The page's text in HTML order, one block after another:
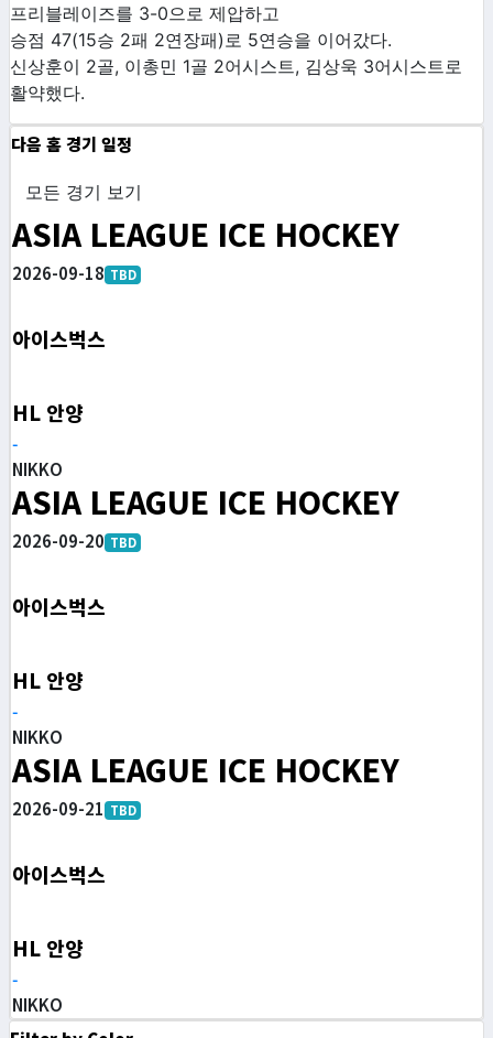
프리블레이즈를 3-0으로 제압하고
승점 47(15승 2패 2연장패)로 5연승을 이어갔다.
신상훈이 2골, 이총민 1골 2어시스트, 김상욱 3어시스트로
활약했다.
다음 홈 경기 일정
모든 경기 보기
ASIA LEAGUE ICE HOCKEY
2026-09-18 TBD
아이스벅스
HL 안양
-
NIKKO
ASIA LEAGUE ICE HOCKEY
2026-09-20 TBD
아이스벅스
HL 안양
-
NIKKO
ASIA LEAGUE ICE HOCKEY
2026-09-21 TBD
아이스벅스
HL 안양
-
NIKKO